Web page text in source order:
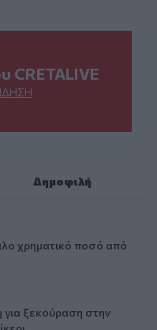
CRETALIVE
Δημοφιλή
χρηματικό ποσό από
ξεκούραση στην